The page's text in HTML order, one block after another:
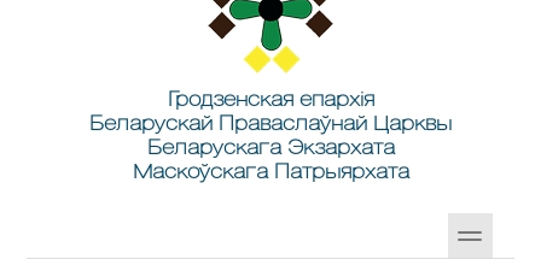
Гродзенская епархія
Беларускай Праваслаўнай Царквы
Беларускага Экзархата
Маскоўскага Патрыярхата